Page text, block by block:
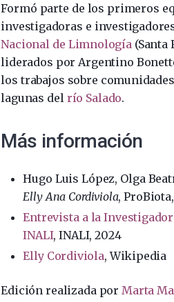
Formó parte de los primeros
investigadoras e
Nacional de Limnología (Santa
liderados por Argentino
los trabajos sobre
lagunas del río Salado.
Más información
Hugo Luis López, Olga
Elly Ana Cordiviola,
Entrevista a la
INALI, INALI, 2024
Elly Cordiviola, Wikipedia
Edición realizada por Marta